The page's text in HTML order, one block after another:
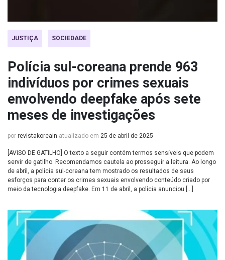
JUSTIÇA SOCIEDADE
Polícia sul-coreana prende 963
indivíduos por crimes sexuais
envolvendo deepfake após sete
meses de investigações
por revistakoreain atualizado em 25 de abril de 2025
[AVISO DE GATILHO] O texto a seguir contém termos sensíveis que podem
servir de gatilho. Recomendamos cautela ao prosseguir a leitura. Ao longo
de abril, a polícia sul-coreana tem mostrado os resultados de seus
esforços para conter os crimes sexuais envolvendo conteúdo criado por
meio da tecnologia deepfake. Em 11 de abril, a polícia anunciou […]